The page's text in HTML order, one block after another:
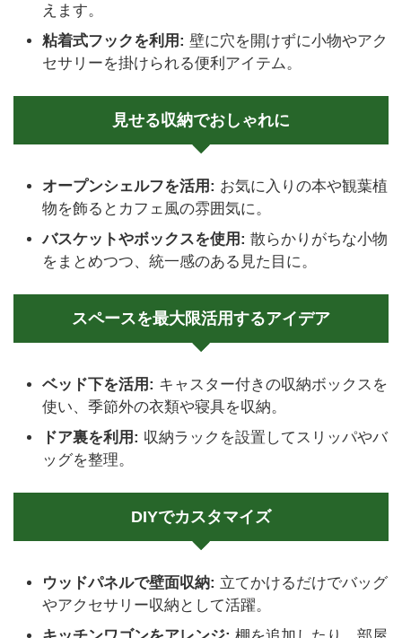
えます。
粘着式フックを利用: 壁に穴を開けずに小物やアク
セサリーを掛けられる便利アイテム。
見せる収納でおしゃれに
オープンシェルフを活用: お気に入りの本や観葉植
物を飾るとカフェ風の雰囲気に。
バスケットやボックスを使用: 散らかりがちな小物
をまとめつつ、統一感のある見た目に。
スペースを最大限活用するアイデア
ベッド下を活用: キャスター付きの収納ボックスを
使い、季節外の衣類や寝具を収納。
ドア裏を利用: 収納ラックを設置してスリッパやバ
ッグを整理。
DIYでカスタマイズ
ウッドパネルで壁面収納: 立てかけるだけでバッグ
やアクセサリー収納として活躍。